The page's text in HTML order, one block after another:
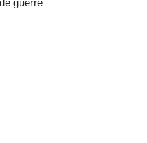
guerre